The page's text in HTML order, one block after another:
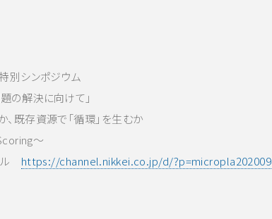
別シンポジウム
解決に向けて」
既存資源で「循環」を生むか
～
ル https://channel.nikkei.co.jp/d/